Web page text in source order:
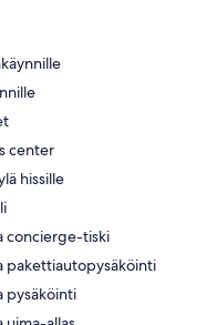
center
hissille
concierge-tiski
pakettiautopysäköinti
pysäköinti